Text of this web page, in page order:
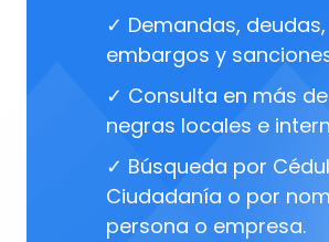
✓ Demandas, deudas,
embargos y
✓ Consulta en más
negras locales e
✓ Búsqueda por
Ciudadanía o por
persona o empresa.